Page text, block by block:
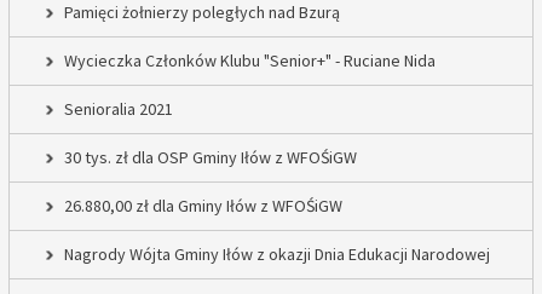
Pamięci żołnierzy poległych nad Bzurą
Wycieczka Członków Klubu "Senior+" - Ruciane Nida
Senioralia 2021
30 tys. zł dla OSP Gminy Iłów z WFOŚiGW
26.880,00 zł dla Gminy Iłów z WFOŚiGW
Nagrody Wójta Gminy Iłów z okazji Dnia Edukacji Narodowej